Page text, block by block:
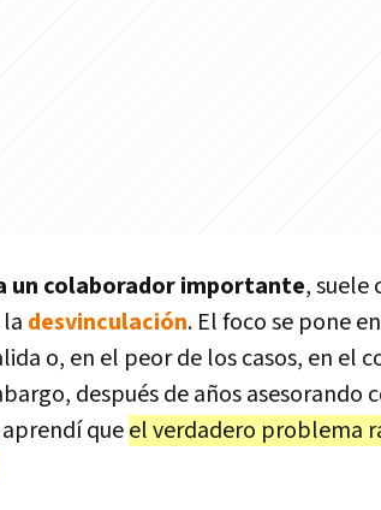
un colaborador importante, suele
desvinculación. El foco se pone
o, en el peor de los casos, en el
después de años asesorando
queel verdadero problema